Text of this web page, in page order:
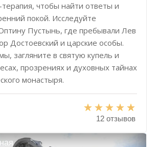
чтобы найти ответы и
покой. Исследуйте
Пустынь, где пребывали Лев
Достоевский и царские особы.
загляните в святую купель и
прозрениях и духовных тайнах
монастыря.
12 отзывов